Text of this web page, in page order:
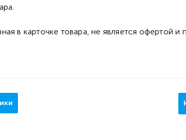
в карточке товара, не является офертой